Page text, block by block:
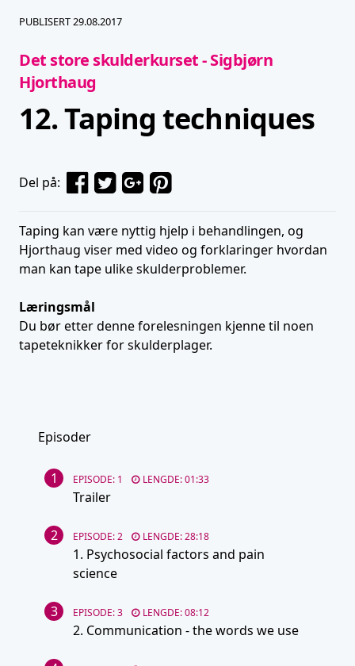
PUBLISERT 29.08.2017
Det store skulderkurset - Sigbjørn
Hjorthaug
12. Taping techniques
Del på:
Taping kan være nyttig hjelp i behandlingen, og
Hjorthaug viser med video og forklaringer hvordan
man kan tape ulike skulderproblemer.
Læringsmål
Du bør etter denne forelesningen kjenne til noen
tapeteknikker for skulderplager.
Episoder
1 EPISODE: 1 LENGDE: 01:33
Trailer
2 EPISODE: 2 LENGDE: 28:18
1. Psychosocial factors and pain
science
3 EPISODE: 3 LENGDE: 08:12
2. Communication - the words we use